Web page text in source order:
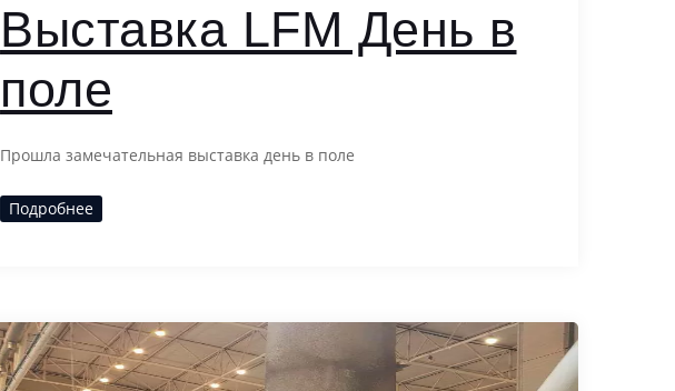
Выставка LFM День в
поле
Прошла замечательная выставка день в поле
Подробнее